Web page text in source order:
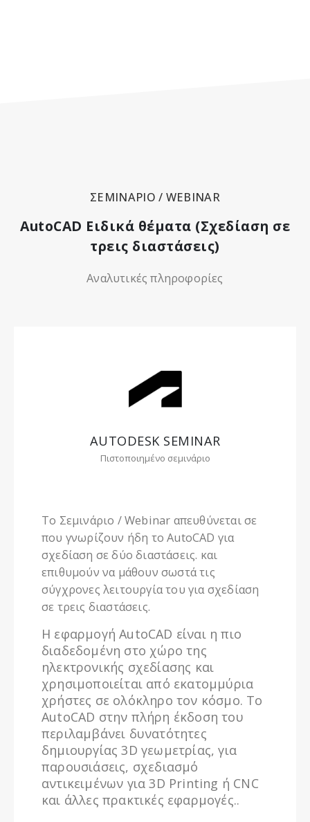
ΣΕΜΙΝΑΡΙΟ / WEBINAR
AutoCAD Ειδικά θέματα (Σχεδίαση σε
τρεις διαστάσεις)
Αναλυτικές πληροφορίες
AUTODESK SEMINAR
Πιστοποιημένο σεμινάριο
Το Σεμινάριο / Webinar απευθύνεται σε
που γνωρίζουν ήδη το AutoCAD για
σχεδίαση σε δύο διαστάσεις. και
επιθυμούν να μάθουν σωστά τις
σύγχρονες λειτουργία του για σχεδίαση
σε τρεις διαστάσεις.
Η εφαρμογή AutoCAD είναι η πιο
διαδεδομένη στο χώρο της
ηλεκτρονικής σχεδίασης και
χρησιμοποιείται από εκατομμύρια
χρήστες σε ολόκληρο τον κόσμο. To
AutoCAD στην πλήρη έκδοση του
περιλαμβάνει δυνατότητες
δημιουργίας 3D γεωμετρίας, για
παρουσιάσεις, σχεδιασμό
αντικειμένων για 3D Printing ή CNC
και άλλες πρακτικές εφαρμογές..